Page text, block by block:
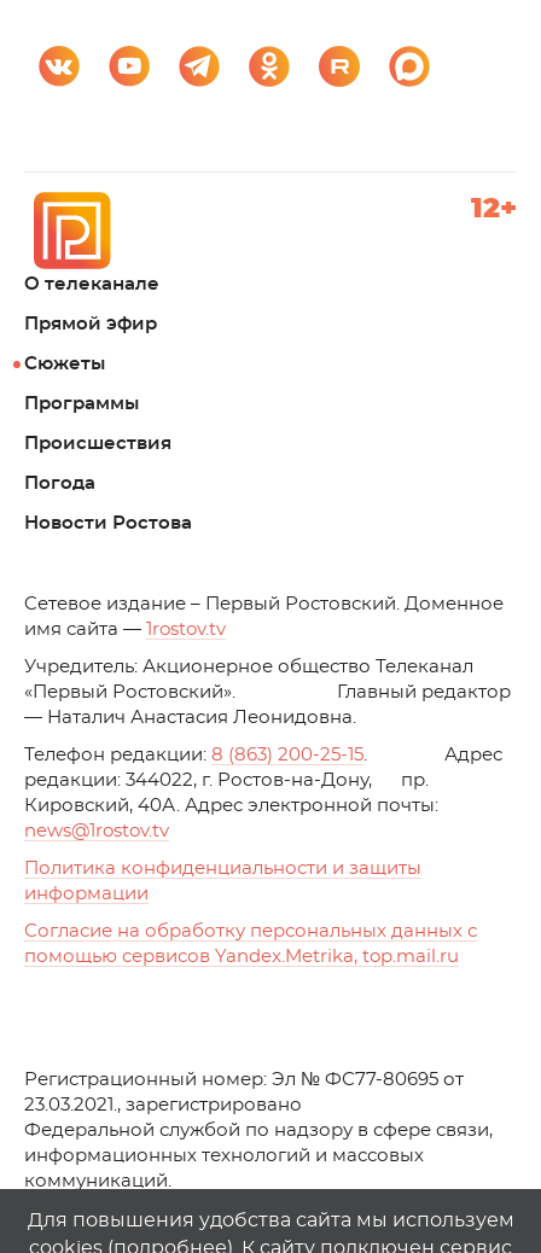
О телеканале
Прямой эфир
Сюжеты
Программы
Происшествия
Погода
Новости Ростова
12+
Cетевое издание – Первый Ростовский. Доменное
имя сайта —
1rostov.tv
Учредитель: Акционерное общество Телеканал
«Первый Ростовский». Главный редактор
— Наталич Анастасия Леонидовна.
Телефон редакции: 8 (863) 200-25-15. Адрес
редакции: 344022, г. Ростов-на-Дону, пр.
Кировский, 40А. Адрес электронной почты:
news@1rostov.tv
Политика конфиденциальности и защиты
информации
Согласие на обработку персональных данных с
помощью сервисов Yandex.Metrika, top.mail.ru
Регистрационный номер: Эл № ФС77-80695 от
23.03.2021., зарегистрировано
Федеральной службой по надзору в сфере связи,
информационных технологий и массовых
коммуникаций.
© АО Телеканал «Первый Ростовский» (2021-2025)
Для повышения удобства сайта мы используем
cookies (подробнее). К сайту подключен сервис